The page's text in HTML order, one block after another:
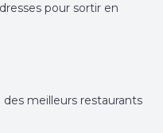
pour sortir en
meilleurs restaurants